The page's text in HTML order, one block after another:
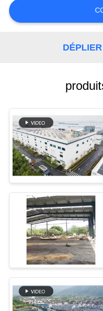
CONTRÔLE
QUALITÉ
NOUVELLES
CAS
PLAN
DU
SITE
POLITIQUE